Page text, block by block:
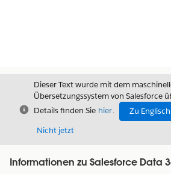
Schließen
Dieser Text wurde mit dem
Übersetzungssystem von Salesforce
Details finden Sie hier.
Zu
Nicht jetzt
Informationen zu Salesforce Data
Inhalt anzeigen
Inhalt